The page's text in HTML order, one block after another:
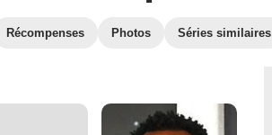
Récompenses Photos Séries similaires